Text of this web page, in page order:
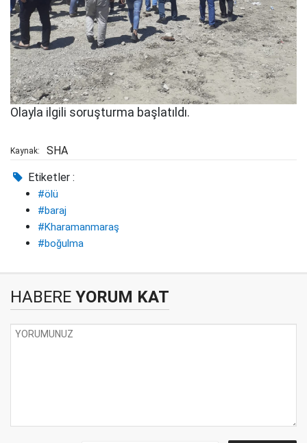
Olayla ilgili soruşturma başlatıldı.
Kaynak: SHA
Etiketler :
#ölü
#baraj
#Kharamanmaraş
#boğulma
HABERE YORUM KAT